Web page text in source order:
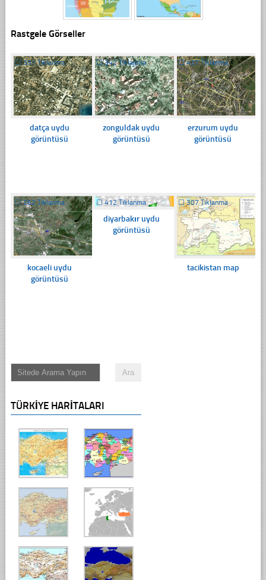
Rastgele Görseller
☐351 Tıklanma
datça uydu
görüntüsü
☐342 Tıklanma
zonguldak uydu
görüntüsü
☐437 Tıklanma
erzurum uydu
görüntüsü
☐262 Tıklanma
kocaeli uydu
görüntüsü
☐412 Tıklanma
diyarbakır uydu
görüntüsü
☐307 Tıklanma
tacikistan map
TÜRKIYE HARITALARI